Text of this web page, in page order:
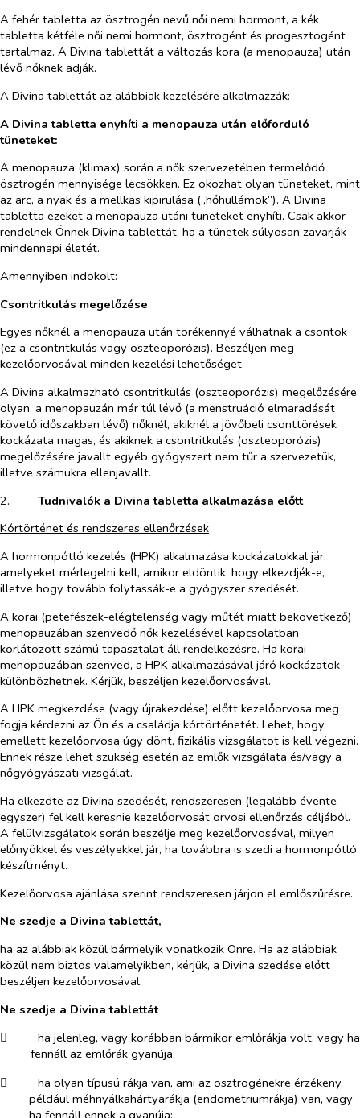
A fehér tabletta az ösztrogén nevű női nemi hormont, a kék
tabletta kétféle női nemi hormont, ösztrogént és progesztogént
tartalmaz. A Divina tablettát a változás kora (a menopauza) után
lévő nőknek adják.
A Divina tablettát az alábbiak kezelésére alkalmazzák:
A Divina tabletta enyhíti a menopauza után előforduló
tüneteket:
A menopauza (klimax) során a nők szervezetében termelődő
ösztrogén mennyisége lecsökken. Ez okozhat olyan tüneteket, mint
az arc, a nyak és a mellkas kipirulása („hőhullámok”). A Divina
tabletta ezeket a menopauza utáni tüneteket enyhíti. Csak akkor
rendelnek Önnek Divina tablettát, ha a tünetek súlyosan zavarják
mindennapi életét.
Amennyiben indokolt:
Csontritkulás megelőzése
Egyes nőknél a menopauza után törékennyé válhatnak a csontok
(ez a csontritkulás vagy oszteoporózis). Beszéljen meg
kezelőorvosával minden kezelési lehetőséget.
A Divina alkalmazható csontritkulás (oszteoporózis) megelőzésére
olyan, a menopauzán már túl lévő (a menstruáció elmaradását
követő időszakban lévő) nőknél, akiknél a jövőbeli csonttörések
kockázata magas, és akiknek a csontritkulás (oszteoporózis)
megelőzésére javallt egyéb gyógyszert nem tűr a szervezetük,
illetve számukra ellenjavallt.
2.​
Tudnivalók a Divina tabletta alkalmazása előtt
Kórtörténet és rendszeres ellenőrzések
A hormonpótló kezelés (HPK) alkalmazása kockázatokkal jár,
amelyeket mérlegelni kell, amikor eldöntik, hogy elkezdjék-e,
illetve hogy tovább folytassák-e a gyógyszer szedését.
A korai (petefészek-elégtelenség vagy műtét miatt bekövetkező)
menopauzában szenvedő nők kezelésével kapcsolatban
korlátozott számú tapasztalat áll rendelkezésre. Ha korai
menopauzában szenved, a HPK alkalmazásával járó kockázatok
különbözhetnek. Kérjük, beszéljen kezelőorvosával.
A HPK megkezdése (vagy újrakezdése) előtt kezelőorvosa meg
fogja kérdezni az Ön és a családja kórtörténetét. Lehet, hogy
emellett kezelőorvosa úgy dönt, fizikális vizsgálatot is kell végezni.
Ennek része lehet szükség esetén az emlők vizsgálata és/vagy a
nőgyógyászati vizsgálat.
Ha elkezdte az Divina szedését, rendszeresen (legalább évente
egyszer) fel kell keresnie kezelőorvosát orvosi ellenőrzés céljából.
A felülvizsgálatok során beszélje meg kezelőorvosával, milyen
előnyökkel és veszélyekkel jár, ha továbbra is szedi a hormonpótló
készítményt.
Kezelőorvosa ajánlása szerint rendszeresen járjon el emlőszűrésre.
Ne szedje a Divina tablettát,
ha az alábbiak közül bármelyik vonatkozik Önre. Ha az alábbiak
közül nem biztos valamelyikben, kérjük, a Divina szedése előtt
beszéljen kezelőorvosával.
Ne szedje a Divina tablettát
​
ha jelenleg, vagy korábban bármikor emlőrákja volt, vagy ha
fennáll az emlőrák gyanúja;
​
ha olyan típusú rákja van, ami az ösztrogénekre érzékeny,
például méhnyálkahártyarákja (endometriumrákja) van, vagy
ha fennáll ennek a gyanúja;